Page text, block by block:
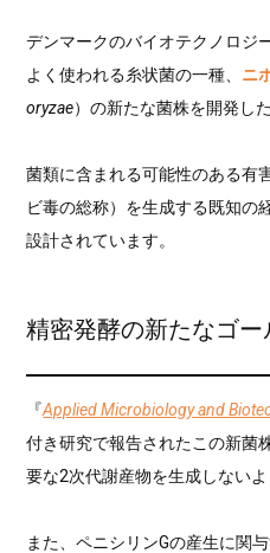
デンマークのバイオテクノロジ
よく使われる糸状菌の一種、 ニ
oryzae）の新たな菌株を開発し
菌類に含まれる可能性のある有
ビ毒の総称）を生成する既知の
設計されています。
精密発酵の新たなゴ
『Applied Microbiology and
付き研究で報告されたこの新菌
要な2次代謝産物を生成しないよ
また、ペニシリンGの産生に関